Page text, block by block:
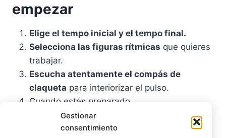
Gestionar
consentimiento
empezar
Elige el tempo inicial y el tempo final.
Selecciona las figuras rítmicas que quieres
trabajar.
Escucha atentamente el compás de
claqueta para interiorizar el pulso.
Cuando estés preparado…